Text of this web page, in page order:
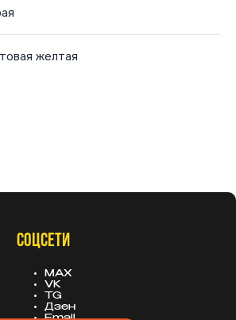
желтая
СОЦСЕТИ
MAX
VK
TG
Дзен